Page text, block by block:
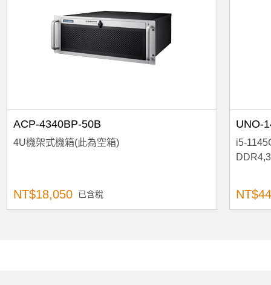
ACP-4340BP-50B
4U機架式機箱(此為空箱)
NT$18,050 已含稅
UNO-
i5-